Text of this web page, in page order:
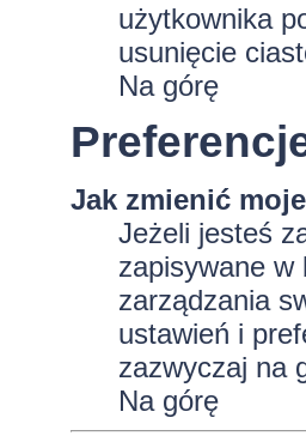
użytkownika
usunięcie
Na górę
Jak zmienić
Jeżeli jesteś
zapisywane w
zarządzania
ustawień i
zazwyczaj na
Na górę